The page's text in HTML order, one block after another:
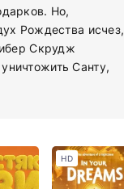
Но,
Рождества исчез,
Скрудж
Санту,
HD